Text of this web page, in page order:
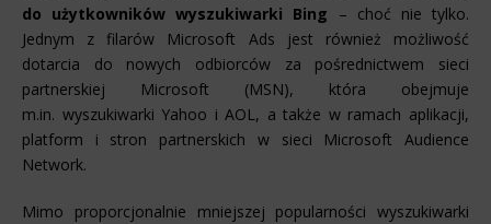
do użytkowników wyszukiwarki Bing – choć nie tylko.
Jednym z filarów Microsoft Ads jest również możliwość
dotarcia do nowych odbiorców za pośrednictwem sieci
partnerskiej Microsoft (MSN), która obejmuje
m.in. wyszukiwarki Yahoo i AOL, a także w ramach aplikacji,
platform i stron partnerskich w sieci Microsoft Audience
Network.
Mimo proporcjonalnie mniejszej popularności wyszukiwarki